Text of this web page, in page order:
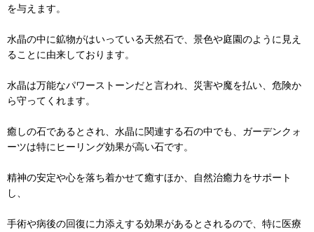
を与えます。
水晶の中に鉱物がはいっている天然石で、景色や庭園のように見え
ることに由来しております。
水晶は万能なパワーストーンだと言われ、災害や魔を払い、危険か
ら守ってくれます。
癒しの石であるとされ、水晶に関連する石の中でも、ガーデンクォ
ーツは特にヒーリング効果が高い石です。
精神の安定や心を落ち着かせて癒すほか、自然治癒力をサポート
し、
手術や病後の回復に力添えする効果があるとされるので、特に医療